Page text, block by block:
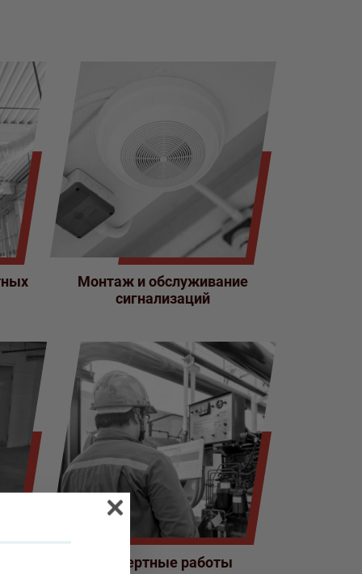
Монтаж и обслуживание
сигнализаций
Экспертные работы